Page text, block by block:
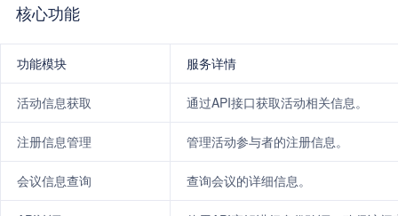
核心功能
功能模块 服务详情
活动信息获取 通过API接口获取活动相关信息。
注册信息管理 管理活动参与者的注册信息。
会议信息查询 查询会议的详细信息。